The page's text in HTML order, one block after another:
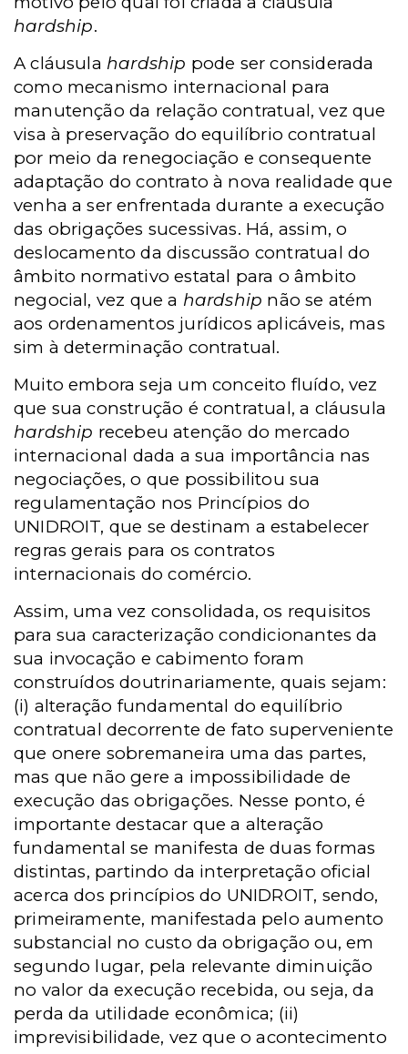
hardship.
A cláusula hardship pode ser considerada
como mecanismo internacional para
manutenção da relação contratual, vez que
visa à preservação do equilíbrio contratual
por meio da renegociação e consequente
adaptação do contrato à nova realidade que
venha a ser enfrentada durante a execução
das obrigações sucessivas. Há, assim, o
deslocamento da discussão contratual do
âmbito normativo estatal para o âmbito
negocial, vez que a hardship não se atém
aos ordenamentos jurídicos aplicáveis, mas
sim à determinação contratual.
Muito embora seja um conceito fluído, vez
que sua construção é contratual, a cláusula
hardship recebeu atenção do mercado
internacional dada a sua importância nas
negociações, o que possibilitou sua
regulamentação nos Princípios do
UNIDROIT, que se destinam a estabelecer
regras gerais para os contratos
internacionais do comércio.
Assim, uma vez consolidada, os requisitos
para sua caracterização condicionantes da
sua invocação e cabimento foram
construídos doutrinariamente, quais sejam:
(i) alteração fundamental do equilíbrio
contratual decorrente de fato superveniente
que onere sobremaneira uma das partes,
mas que não gere a impossibilidade de
execução das obrigações. Nesse ponto, é
importante destacar que a alteração
fundamental se manifesta de duas formas
distintas, partindo da interpretação oficial
acerca dos princípios do UNIDROIT, sendo,
primeiramente, manifestada pelo aumento
substancial no custo da obrigação ou, em
segundo lugar, pela relevante diminuição
no valor da execução recebida, ou seja, da
perda da utilidade econômica; (ii)
imprevisibilidade, vez que o acontecimento